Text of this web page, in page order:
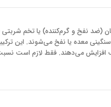
(ضد نفخ و گرم‌کننده) یا تخم
معده یا نفخ می‌شوند. این
افزایش می‌دهند. فقط لازم است